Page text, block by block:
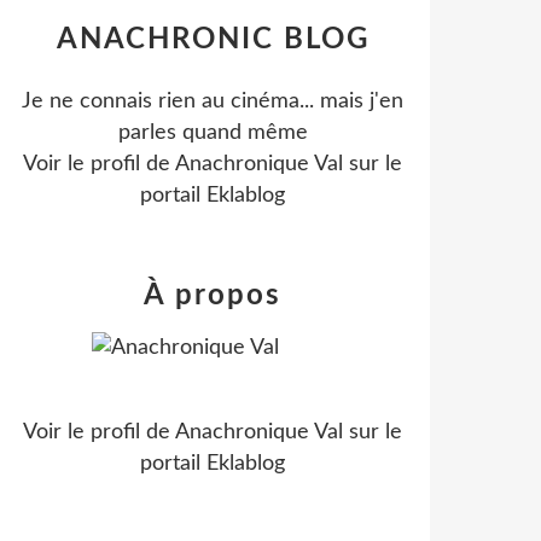
ANACHRONIC BLOG
Je ne connais rien au cinéma... mais j'en
parles quand même
Voir le profil de Anachronique Val sur le
portail Eklablog
À propos
Voir le profil de Anachronique Val sur le
portail Eklablog